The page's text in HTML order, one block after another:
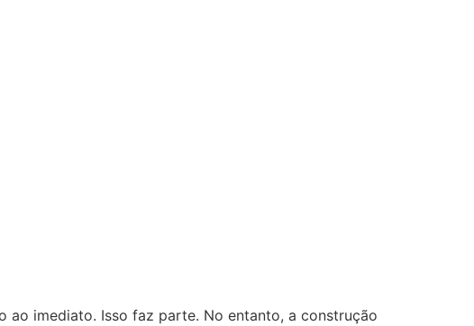
ao imediato. Isso faz parte. No entanto, a construção